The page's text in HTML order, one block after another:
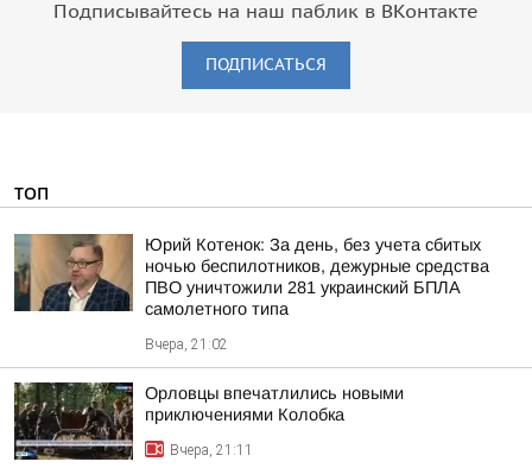
Подписывайтесь на наш паблик в ВКонтакте
ПОДПИСАТЬСЯ
ТОП
Юрий Котенок: За день, без учета сбитых
ночью беспилотников, дежурные средства
ПВО уничтожили 281 украинский БПЛА
самолетного типа
Вчера, 21:02
Орловцы впечатлились новыми
приключениями Колобка
Вчера, 21:11